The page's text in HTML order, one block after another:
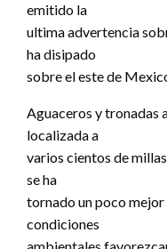
emitido la
ultima advertencia
ha disipado
sobre el este de
Aguaceros y tronadas
localizada a
varios cientos de
se ha
tornado un poco mejor
condiciones